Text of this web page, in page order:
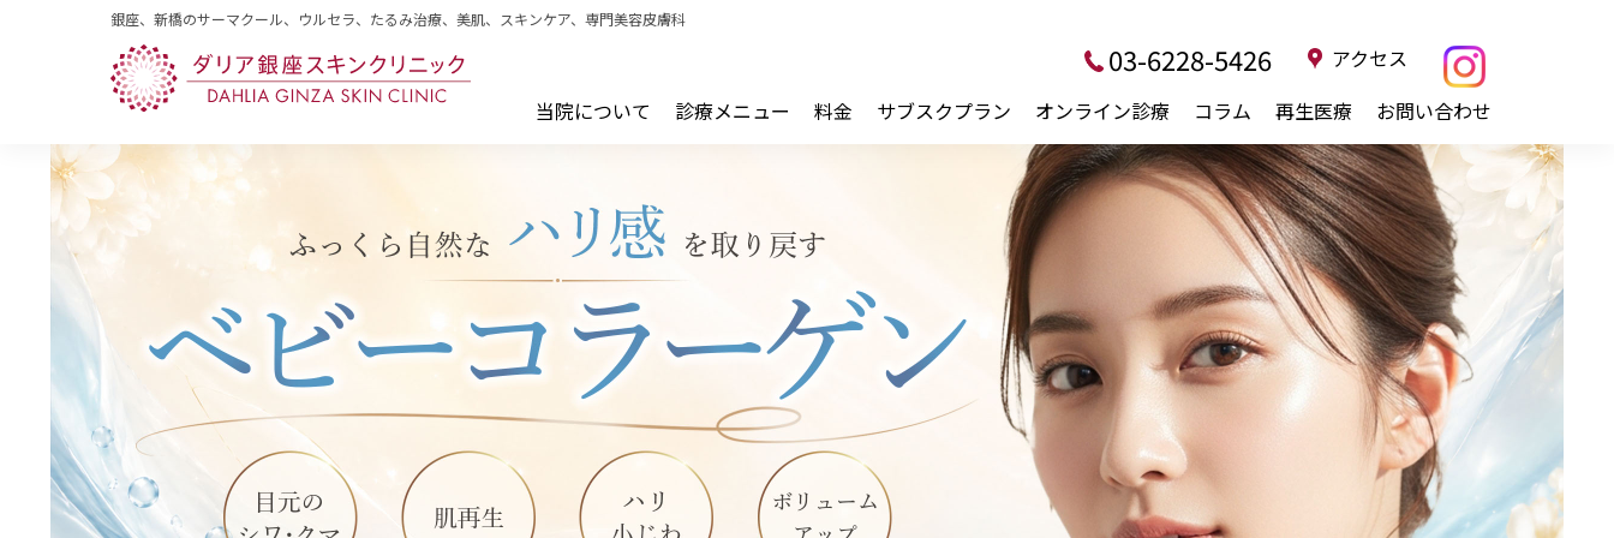
銀座、新橋のサーマクール、ウルセラ、たるみ治療、美肌、スキンケア、専門美容皮膚科
当院について 診療メニュー 料金 サブスクプラン オンライン診療 コラム 再生医療 お問い合わせ
03-6228-5426 アクセス